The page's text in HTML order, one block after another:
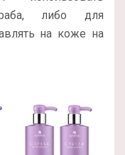
либо для
на коже на